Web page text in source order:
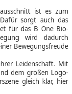
ist es zum
sorgt auch das
für das B One Bio-
wird dadurch
Bewegungsfreude
Leidenschaft. Mit
dem großen Logo-
gleich klar, hier